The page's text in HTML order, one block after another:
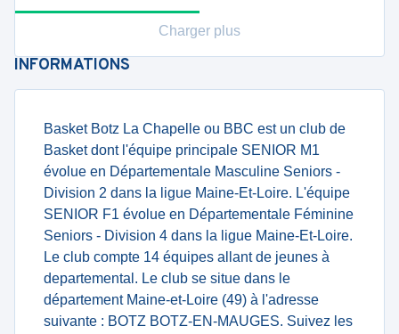
Charger plus
INFORMATIONS
Basket Botz La Chapelle ou BBC est un club de
Basket dont l'équipe principale SENIOR M1
évolue en Départementale Masculine Seniors -
Division 2 dans la ligue Maine-Et-Loire. L'équipe
SENIOR F1 évolue en Départementale Féminine
Seniors - Division 4 dans la ligue Maine-Et-Loire.
Le club compte 14 équipes allant de jeunes à
departemental. Le club se situe dans le
département Maine-et-Loire (49) à l'adresse
suivante : BOTZ BOTZ-EN-MAUGES. Suivez les